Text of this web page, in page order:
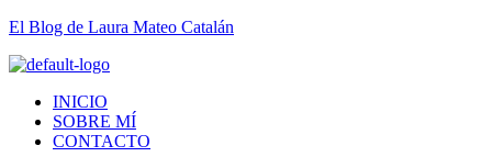
El Blog de Laura Mateo Catalán
INICIO
SOBRE MÍ
CONTACTO